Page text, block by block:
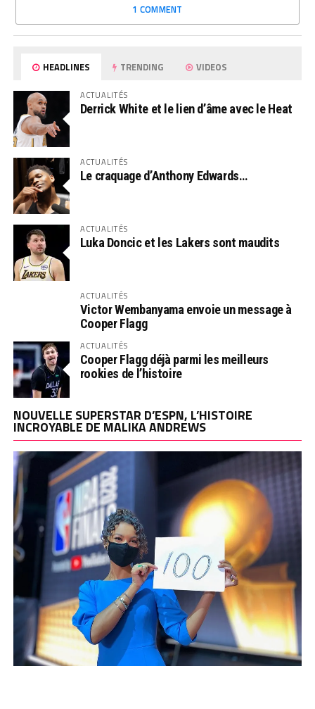
1 COMMENT
HEADLINES TRENDING VIDEOS
ACTUALITÉS
Derrick White et le lien d’âme avec le Heat
ACTUALITÉS
Le craquage d’Anthony Edwards…
ACTUALITÉS
Luka Doncic et les Lakers sont maudits
ACTUALITÉS
Victor Wembanyama envoie un message à
Cooper Flagg
ACTUALITÉS
Cooper Flagg déjà parmi les meilleurs
rookies de l’histoire
NOUVELLE SUPERSTAR D’ESPN, L’HISTOIRE
INCROYABLE DE MALIKA ANDREWS